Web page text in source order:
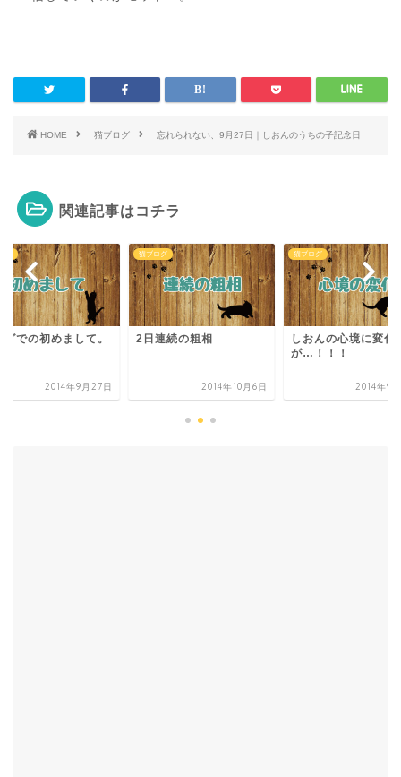
HOME 猫ブログ 忘れられない、9月27日｜しおんのうちの子記念日
関連記事はコチラ
グでの初めまして。
2014年9月27日
猫ブログ
2日連続の粗相
2014年10月6日
猫ブログ
しおんの心境に変化
が…！！！
2014年9